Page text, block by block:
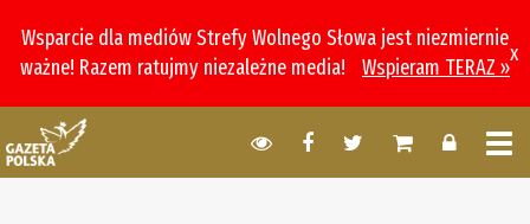
Wsparcie dla mediów Strefy Wolnego Słowa jest niezmiernie
ważne! Razem ratujmy niezależne media!
Wspieram TERAZ »
x